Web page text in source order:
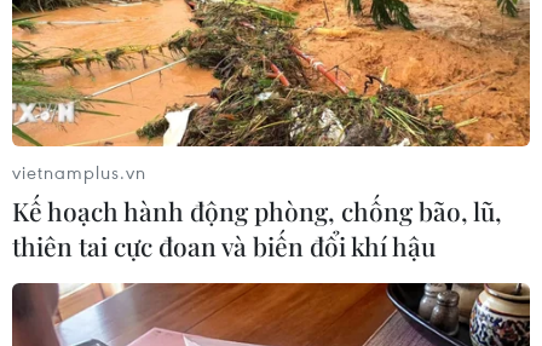
Căn nhà quây tôn vi phạm trật tự xây dựng trên đất công, đất
nông nghiệp tại phường Khương Đình. (Ảnh: Mạnh
Khánh/TTXVN)
vietnamplus.vn
Kế hoạch hành động phòng, chống bão, lũ,
thiên tai cực đoan và biến đổi khí hậu